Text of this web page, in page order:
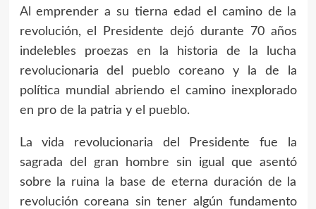
Al emprender a su tierna edad el camino de la
revolución, el Presidente dejó durante 70 años
indelebles proezas en la historia de la lucha
revolucionaria del pueblo coreano y la de la
política mundial abriendo el camino inexplorado
en pro de la patria y el pueblo.
La vida revolucionaria del Presidente fue la
sagrada del gran hombre sin igual que asentó
sobre la ruina la base de eterna duración de la
revolución coreana sin tener algún fundamento